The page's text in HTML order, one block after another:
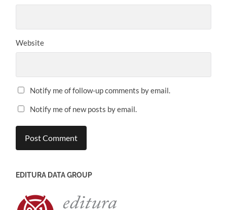
Website
Notify me of follow-up comments by email.
Notify me of new posts by email.
EDITURA DATA GROUP